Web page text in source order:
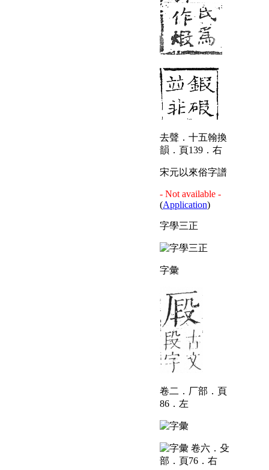
去聲．十五翰換
韻．頁139．右
宋元以來俗字譜
- Not available -
(Application)
字學三正
字彙
卷二．厂部．頁
86．左